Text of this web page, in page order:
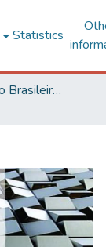
Statistics
SBQP - Simpósio Brasileiro de Qualidade do Projeto no Ambiente Construído